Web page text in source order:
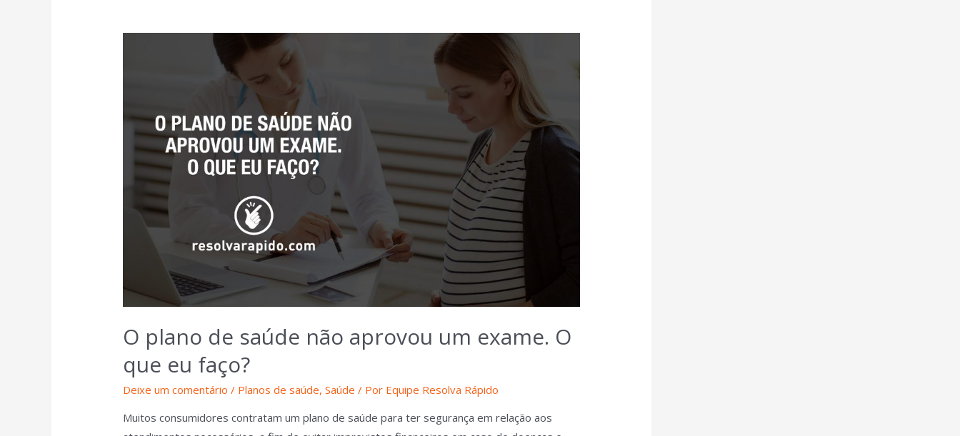
O plano de saúde não aprovou um exame. O
que eu faço?
Deixe um comentário / Planos de saúde,Saúde / Por Equipe Resolva Rápido
Muitos consumidores contratam um plano de saúde para ter segurança em relação aos